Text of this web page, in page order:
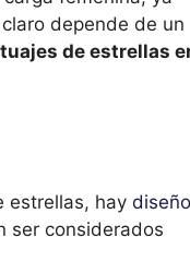
depende de un
de estrellas
estrellas, hay
ser considerados